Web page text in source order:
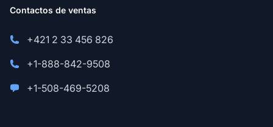
Contactos de ventas
+421 2 33 456 826
+1-888-842-9508
+1-508-469-5208